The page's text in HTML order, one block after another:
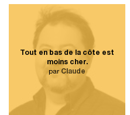
Tout en bas de la côte est
moins cher.
par Claude